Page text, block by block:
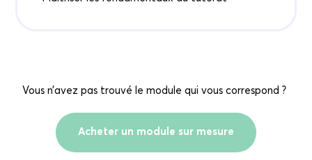
Vous n’avez pas trouvé le module qui vous correspond ?
Acheter un module sur mesure